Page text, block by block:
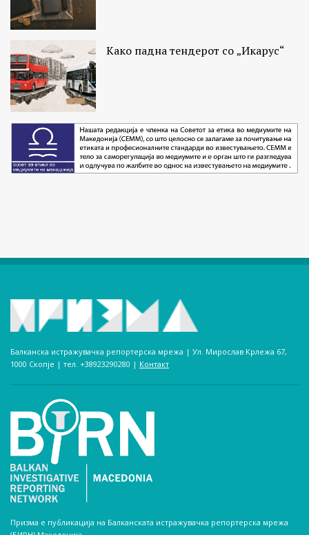
Како падна тендерот со „Икарус“
Балканска истражувачка репортерска мрежа | Ул. Мирослав Крлежа 67,
1000 Скопје | тел. +38923290280­ | Контакт
Призма е публикација на Балканската истражувачка репортерска мрежа